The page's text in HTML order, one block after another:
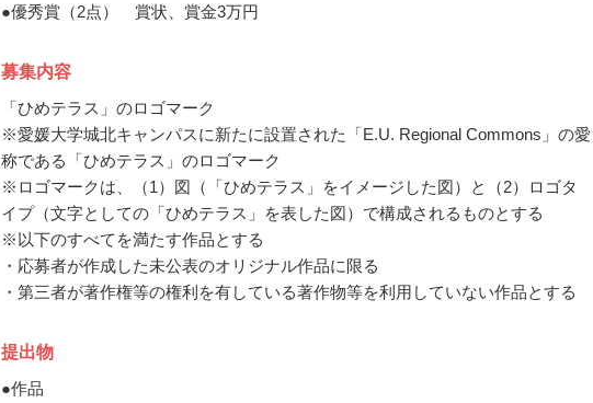
●優秀賞（2点） 賞状、賞金3万円
募集内容
「ひめテラス」のロゴマーク
※愛媛大学城北キャンパスに新たに設置された「E.U. Regional Commons」の愛
称である「ひめテラス」のロゴマーク
※ロゴマークは、（1）図（「ひめテラス」をイメージした図）と（2）ロゴタ
イプ（文字としての「ひめテラス」を表した図）で構成されるものとする
※以下のすべてを満たす作品とする
・応募者が作成した未公表のオリジナル作品に限る
・第三者が著作権等の権利を有している著作物等を利用していない作品とする
提出物
●作品